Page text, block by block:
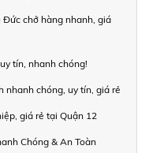
Đức chở hàng nhanh, giá
tín, nhanh chóng!
nhanh chóng, uy tín, giá rẻ
giá rẻ tại Quận 12
Chóng & An Toàn